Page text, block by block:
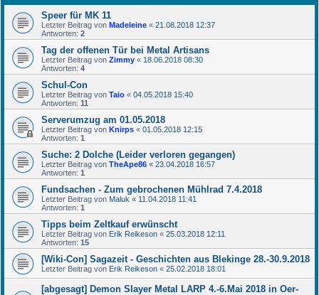
Speer für MK 11
Letzter Beitrag von Madeleine « 21.08.2018 12:37
Antworten: 2
Tag der offenen Tür bei Metal Artisans
Letzter Beitrag von Zimmy « 18.06.2018 08:30
Antworten: 4
Schul-Con
Letzter Beitrag von Taio « 04.05.2018 15:40
Antworten: 11
Serverumzug am 01.05.2018
Letzter Beitrag von Knirps « 01.05.2018 12:15
Antworten: 1
Suche: 2 Dolche (Leider verloren gegangen)
Letzter Beitrag von TheApe86 « 23.04.2018 16:57
Antworten: 1
Fundsachen - Zum gebrochenen Mühlrad 7.4.2018
Letzter Beitrag von Maluk « 11.04.2018 11:41
Antworten: 1
Tipps beim Zeltkauf erwünscht
Letzter Beitrag von Erik Reikeson « 25.03.2018 12:11
Antworten: 15
[Wiki-Con] Sagazeit - Geschichten aus Blekinge 28.-30.9.2018
Letzter Beitrag von Erik Reikeson « 25.02.2018 18:01
[abgesagt] Demon Slayer Metal LARP 4.-6.Mai 2018 in Oer-